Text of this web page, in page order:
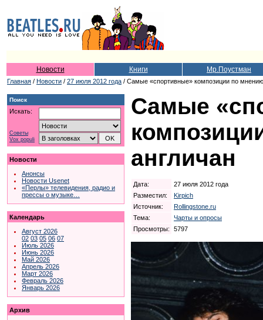
Новости Книги Мр.Поустман
Главная / Новости / 27 июля 2012 года / Самые «спортивные» композиции по
Поиск
Искать:
Советы
Vox populi
Новости
Анонсы
Новости Usenet
«Перлы» телевидения, радио и
прессы о музыке…
Календарь
Август 2026
02 03 05 06 07
Июль 2026
Июнь 2026
Май 2026
Апрель 2026
Март 2026
Февраль 2026
Январь 2026
Архив
Самые
англичан
Дата:
27 июля 2012 года
Разместил:
Kirpich
Источник:
Rollingstone.ru
Тема:
Чарты и опросы
Просмотры:
5797